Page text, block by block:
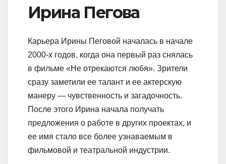
Ирина Пегова
Карьера Ирины Пеговой началась в начале
2000-х годов, когда она первый раз снялась
в фильме «Не отрекаются любя». Зрители
сразу заметили ее талант и ее актерскую
манеру — чувственность и загадочность.
После этого Ирина начала получать
предложения о работе в других проектах, и
ее имя стало все более узнаваемым в
фильмовой и театральной индустрии.